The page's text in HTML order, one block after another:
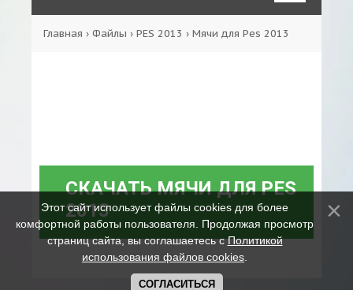
Главная › Файлы › PES 2013 › Мячи для Pes 2013
СКАЧАТЬ МЯЧИ ДЛЯ PES
2013
Этот сайт использует файлы cookies для более
комфортной работы пользователя. Продолжая просмотр
страниц сайта, вы соглашаетесь сПолитикой
использования файлов cookies
СОГЛАСИТЬСЯ